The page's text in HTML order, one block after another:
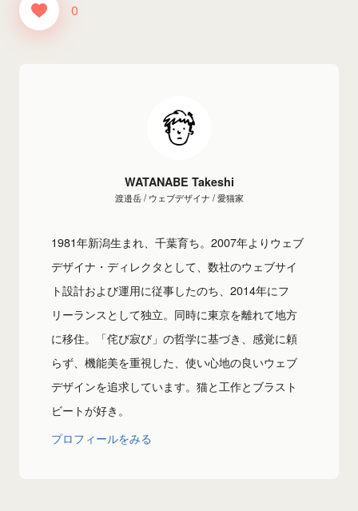
0
WATANABE Takeshi
渡邉岳 / ウェブデザイナ / 愛猫家
1981年新潟生まれ、千葉育ち。2007年よりウェブ
デザイナ・ディレクタとして、数社のウェブサイ
ト設計および運用に従事したのち、2014年にフ
リーランスとして独立。同時に東京を離れて地方
に移住。「侘び寂び」の哲学に基づき、感覚に頼
らず、機能美を重視した、使い心地の良いウェブ
デザインを追求しています。猫と工作とブラスト
ビートが好き。
プロフィールをみる